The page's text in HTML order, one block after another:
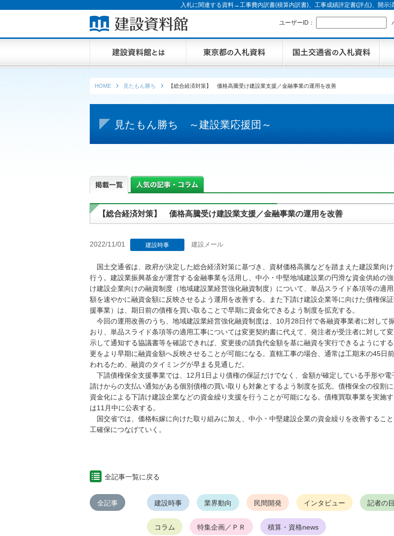
入札に関連する資料→工事費内訳書(積算内訳書)、工事成績評定書(評点)、開
ユーザーID：
HOME 見たもん勝ち 【総合経済対策】 価格高騰受け建設業支援／金融事業の運用を改善
見たもん勝ち ～建設業応援団～
【総合経済対策】 価格高騰受け建設業支援／金融事業の運用を改善
2022/11/01 建設時事 建設メール
国土交通省は、政府が決定した総合経済対策に基づき、資材価格高騰などを踏まえた建設業向
行う。建設業振興基金が運営する金融事業を活用し、中小・中堅地域建設業の円滑な資金供給の
け建設企業向けの融資制度（地域建設業経営強化融資制度）について、単品スライド条項等の適
額を速やかに融資金額に反映させるよう運用を改善する。また下請け建設企業等に向けた債権保
援事業）は、期日前の債権を買い取ることで早期に資金化できるよう制度を拡充する。
今回の運用改善のうち、地域建設業経営強化融資制度は、10月28日付で各融資事業者に対して
おり、単品スライド条項等の適用工事については変更契約書に代えて、発注者が受注者に対して
示して通知する協議書等を確認できれば、変更後の請負代金額を基に融資を実行できるようにす
更をより早期に融資金額へ反映させることが可能になる。直轄工事の場合、通常は工期末の45日
われるため、融資のタイミングが早まる見通しだ。
下請債権保全支援事業では、12月1日より債権の保証だけでなく、金額が確定している手形や電
請けからの支払い通知がある個別債権の買い取りも対象とするよう制度を拡充。債権保全の役割
資金化による下請け建設企業などの資金繰り支援を行うことが可能になる。債権買取事業を実施
は11月中に公表する。
国交省では、価格転嫁に向けた取り組みに加え、中小・中堅建設企業の資金繰りを改善するこ
工確保につなげていく。
全記事一覧に戻る
全記事 建設時事 業界動向 民間開発 インタビュー 記者の
コラム 特集企画／ＰＲ 積算・資格news